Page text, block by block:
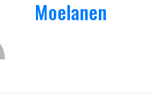
Moelanen